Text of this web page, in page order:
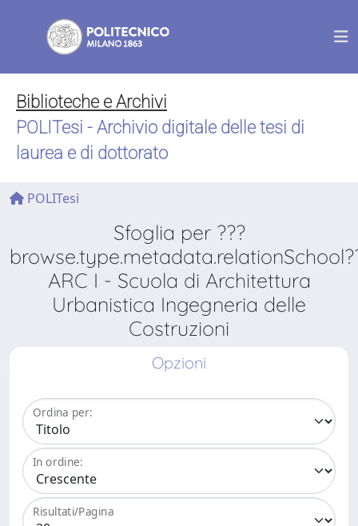
Biblioteche e Archivi
POLITesi - Archivio digitale delle tesi di
laurea e di dottorato
POLITesi
Sfoglia per ???
ARC I - Scuola di Architettura
Urbanistica Ingegneria delle
Costruzioni
Opzioni
Ordina per:
In ordine:
Risultati/Pagina